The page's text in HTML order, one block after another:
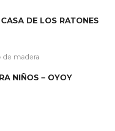
DE LOS RATONES
NIÑOS – OYOY